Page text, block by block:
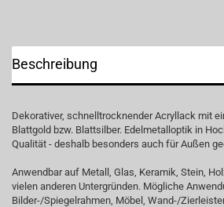
Beschreibung
Dekorativer, schnelltrocknender Acryllack mit
Blattgold bzw. Blattsilber. Edelmetalloptik in
Qualität - deshalb besonders auch für Außen
Anwendbar auf Metall, Glas, Keramik, Stein,
vielen anderen Untergründen. Mögliche
Bilder-/Spiegelrahmen, Möbel, Wand-/